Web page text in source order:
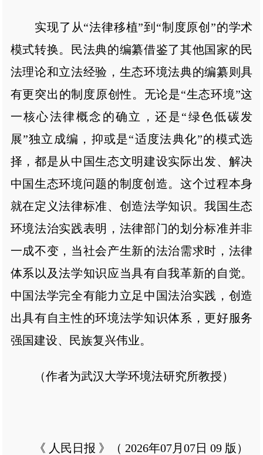
实现了从“法律移植”到“制度原创”的学术
模式转换。民法典的编纂借鉴了其他国家的民
法理论和立法经验，生态环境法典的编纂则具
有更突出的制度原创性。无论是“生态环境”这
一核心法律概念的确立，还是“绿色低碳发
展”独立成编，抑或是“适度法典化”的模式选
择，都是从中国生态文明建设实际出发、解决
中国生态环境问题的制度创造。这个过程本身
就在定义法律标准、创造法学知识。我国生态
环境法治实践表明，法律部门的划分标准并非
一成不变，当社会产生新的法治需求时，法律
体系以及法学知识应当具有自我革新的自觉。
中国法学完全有能力立足中国法治实践，创造
出具有自主性的环境法学知识体系，更好服务
强国建设、民族复兴伟业。
（作者为武汉大学环境法研究所教授）
《 人民日报 》（ 2026年07月07日 09 版）